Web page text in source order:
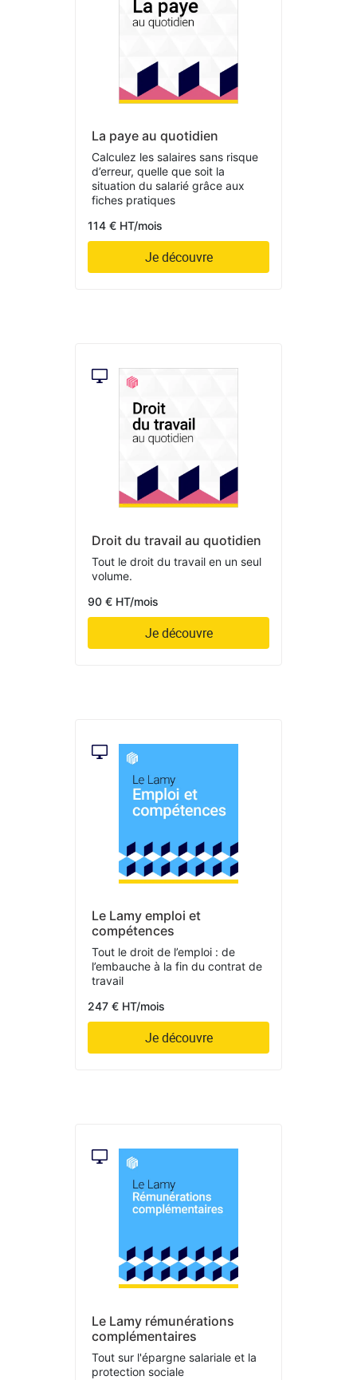
La paye au quotidien
Calculez les salaires sans risque
d’erreur, quelle que soit la
situation du salarié grâce aux
fiches pratiques
114 € HT/mois
Je découvre
Droit du travail au quotidien
Tout le droit du travail en un seul
volume.
90 € HT/mois
Je découvre
Le Lamy emploi et
compétences
Tout le droit de l’emploi : de
l’embauche à la fin du contrat de
travail
247 € HT/mois
Je découvre
Le Lamy rémunérations
complémentaires
Tout sur l'épargne salariale et la
protection sociale